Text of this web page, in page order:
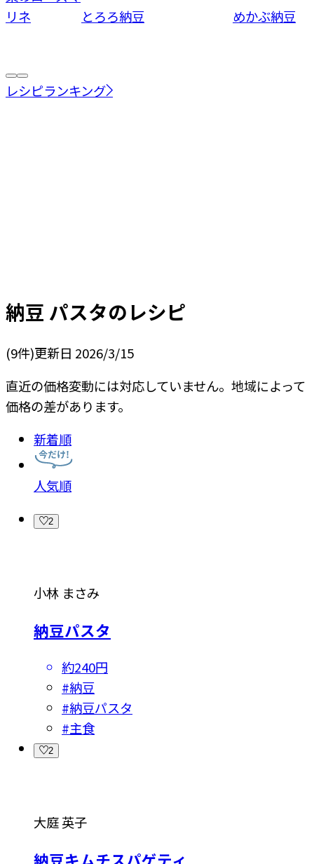
リネ
とろろ納豆 めかぶ納豆
レシピランキング
納豆 パスタのレシピ
(9件)更新日 2026/3/15
直近の価格変動には対応していません。地域によって
価格の差があります。
新着順
人気順
2
小林 まさみ
納豆パスタ
約240円
#納豆
#納豆パスタ
#主食
2
大庭 英子
納豆キムチスパゲティ